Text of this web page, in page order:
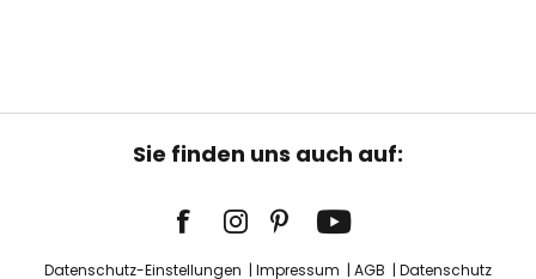
Sie finden uns auch auf:
Datenschutz-Einstellungen Impressum AGB
Datenschutz